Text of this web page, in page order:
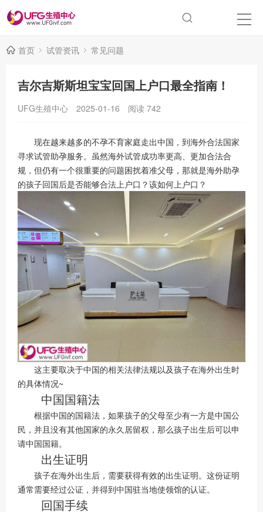
首页 试管资讯 常见问题
吉尔吉斯斯坦宝宝回国上户口最全指南！
UFG生殖中心 2025-01-16 阅读 742
现在越来越多的不孕不育家庭走出中国，到海外合法国家
寻求试管助孕服务。虽然海外试管成功率更高、更加合法合
规，但仍有一个很重要的问题困扰着准父母，那就是海外助孕
的孩子回国后是否能够合法上户口？该如何上户口？
这主要取决于中国的相关法律法规以及孩子在海外出生时
的具体情况~
中国国籍法
根据中国的国籍法，如果孩子的父母至少有一方是中国公
民，并且没有其他国家的永久居留权，那么孩子出生后可以申
请中国国籍。
出生证明
孩子在海外出生后，需要获得有效的出生证明。这份证明
通常需要经过公证，并得到中国驻当地使领馆的认证。
回国手续